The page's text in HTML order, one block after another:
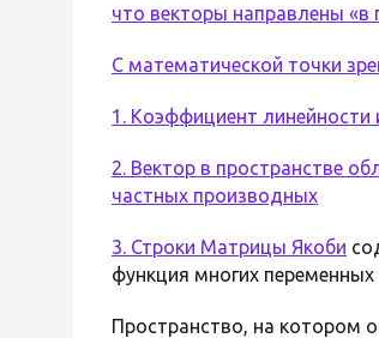
что векторы направлены «в
С математической точки
1. Коэффициент линейности
2. Вектор в пространстве
частных производных
3. Строки Матрицы Якоби
функция многих переменных
Пространство, на котором